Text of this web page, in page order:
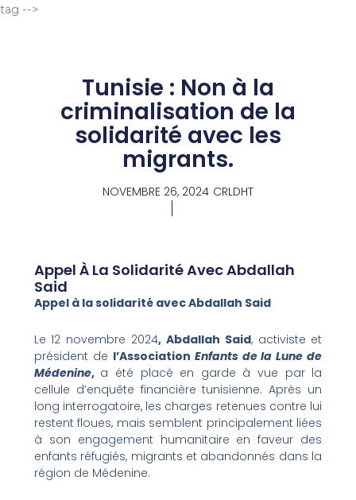
tag -->
Tunisie : Non à la
criminalisation de la
solidarité avec les
migrants.
NOVEMBRE 26, 2024 CRLDHT
Appel À La Solidarité Avec Abdallah
Said
Appel à la solidarité avec Abdallah Said
Le 12 novembre 2024, Abdallah Said, activiste et
président de l’Association Enfants de la Lune de
Médenine, a été placé en garde à vue par la
cellule d’enquête financière tunisienne. Après un
long interrogatoire, les charges retenues contre lui
restent floues, mais semblent principalement liées
à son engagement humanitaire en faveur des
enfants réfugiés, migrants et abandonnés dans la
région de Médenine.